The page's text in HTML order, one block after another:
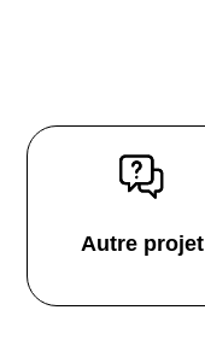
Autre projet